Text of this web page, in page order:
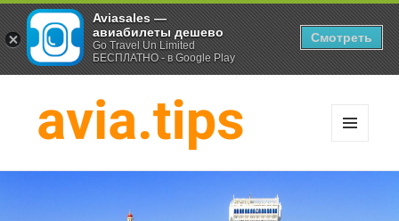
путешественников
Aviasales —
авиабилеты дешево
Go Travel Un Limited
БЕСПЛАТНО - в Google Play
Смотреть